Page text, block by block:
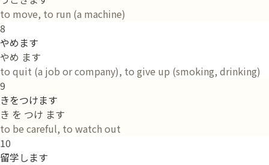
to move, to run (a machine)
8
やめます
やめ ます
to quit (a job or company), to give up (smoking, drinking)
9
きをつけます
き を つけ ます
to be careful, to watch out
10
留学します